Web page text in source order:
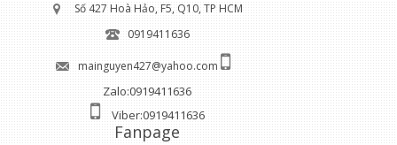
Số 427 Hoà Hảo, F5, Q10, TP HCM
0919411636
mainguyen427@yahoo.com
Zalo:0919411636
Viber:0919411636
Fanpage